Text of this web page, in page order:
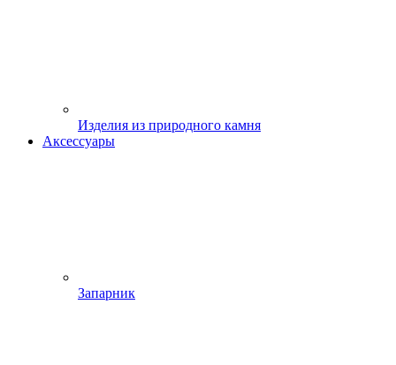
Изделия из природного камня
Аксессуары
Запарник